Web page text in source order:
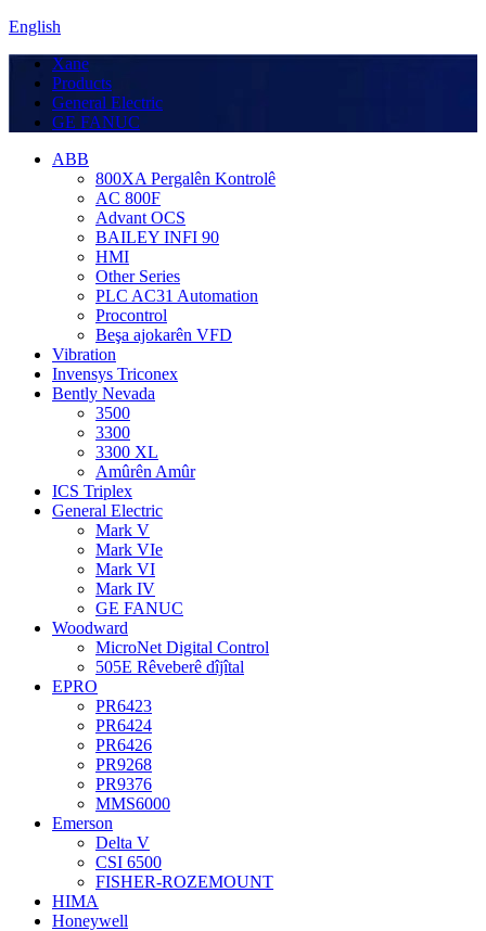
English
Xane
Products
General Electric
GE FANUC
ABB
800XA Pergalên Kontrolê
AC 800F
Advant OCS
BAILEY INFI 90
HMI
Other Series
PLC AC31 Automation
Procontrol
Beşa ajokarên VFD
Vibration
Invensys Triconex
Bently Nevada
3500
3300
3300 XL
Amûrên Amûr
ICS Triplex
General Electric
Mark V
Mark VIe
Mark VI
Mark IV
GE FANUC
Woodward
MicroNet Digital Control
505E Rêveberê dîjîtal
EPRO
PR6423
PR6424
PR6426
PR9268
PR9376
MMS6000
Emerson
Delta V
CSI 6500
FISHER-ROZEMOUNT
HIMA
Honeywell